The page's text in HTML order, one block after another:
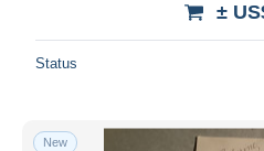
±
Status
New